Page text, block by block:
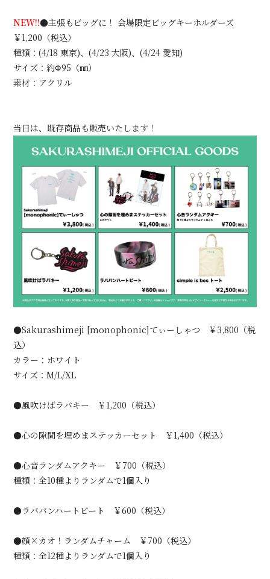
NEW!!●主張もビッグに！ 会場限定ビッグキーホルダーズ
￥1,200（税込）
種類：(4/18 東京)、(4/23 大阪)、(4/24 愛知)
サイズ：約Φ95（㎜）
素材：アクリル
当日は、既存商品も販売いたします！
●Sakurashimeji [monophonic]てぃーしゃつ ￥3,800（税
込）
カラー：ホワイト
サイズ：M/L/XL
●風吹けばラバキー ￥1,200（税込）
●心の隙間を埋めまステッカーセット ￥1,400（税込）
●心音ランダムアクキー ￥700（税込）
種類：全10種よりランダムで1個入り
●ラババンハートビート ￥600（税込）
●顔×カオ！ランダムチャーム ￥700（税込）
種類：全12種よりランダムで1個入り